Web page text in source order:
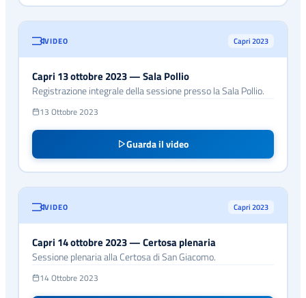
VIDEO Capri 2023
Capri 13 ottobre 2023 — Sala Pollio
Registrazione integrale della sessione presso la Sala Pollio.
13 Ottobre 2023
Guarda il video
VIDEO Capri 2023
Capri 14 ottobre 2023 — Certosa plenaria
Sessione plenaria alla Certosa di San Giacomo.
14 Ottobre 2023